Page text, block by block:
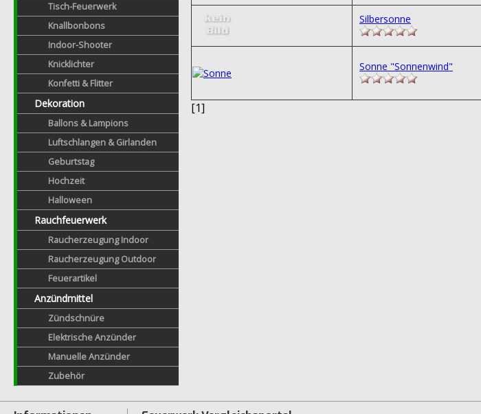
Tisch-Feuerwerk
Knallbonbons
Indoor-Shooter
Knicklichter
Konfetti & Flitter
Dekoration
Ballons & Lampions
Luftschlangen & Girlanden
Geburtstag
Hochzeit
Halloween
Rauchfeuerwerk
Raucherzeugung Indoor
Raucherzeugung Outdoor
Feuerartikel
Anzündmittel
Zündschnüre
Elektrische Anzünder
Manuelle Anzünder
Zubehör
Silbersonne
Sonne "Sonnenwind"
[1]